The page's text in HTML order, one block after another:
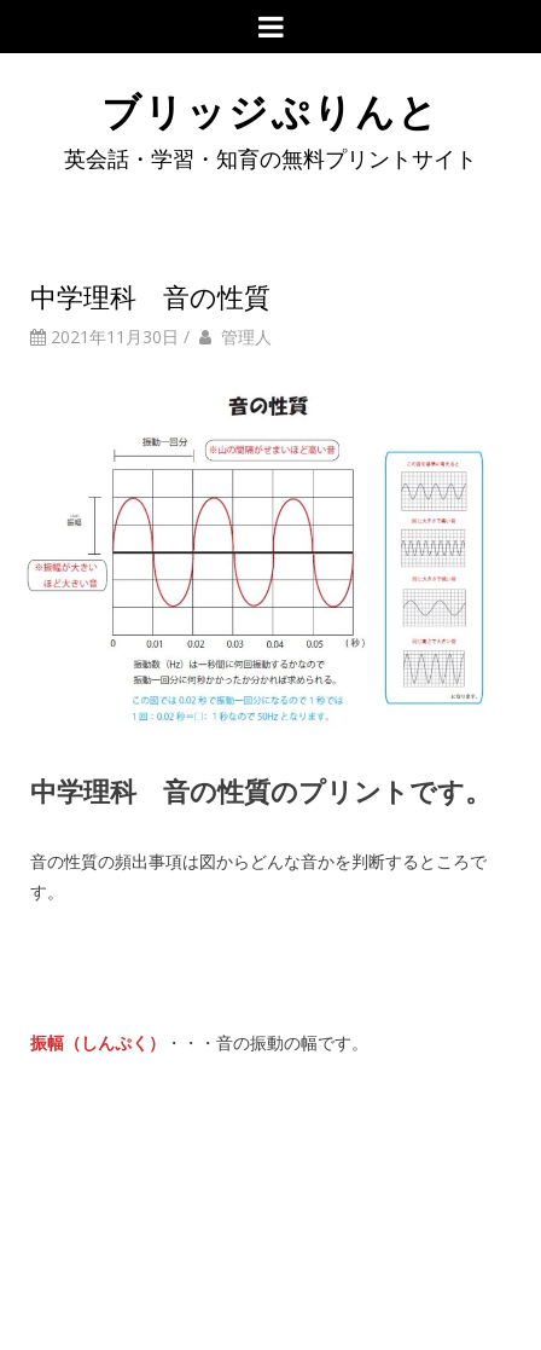
ブリッジぷりんと
英会話・学習・知育の無料プリントサイト
中学理科 音の性質
2021年11月30日 / 管理人
中学理科 音の性質のプリントです。
音の性質の頻出事項は図からどんな音かを判断するところで
す。
振幅（しんぷく） ・・・音の振動の幅です。